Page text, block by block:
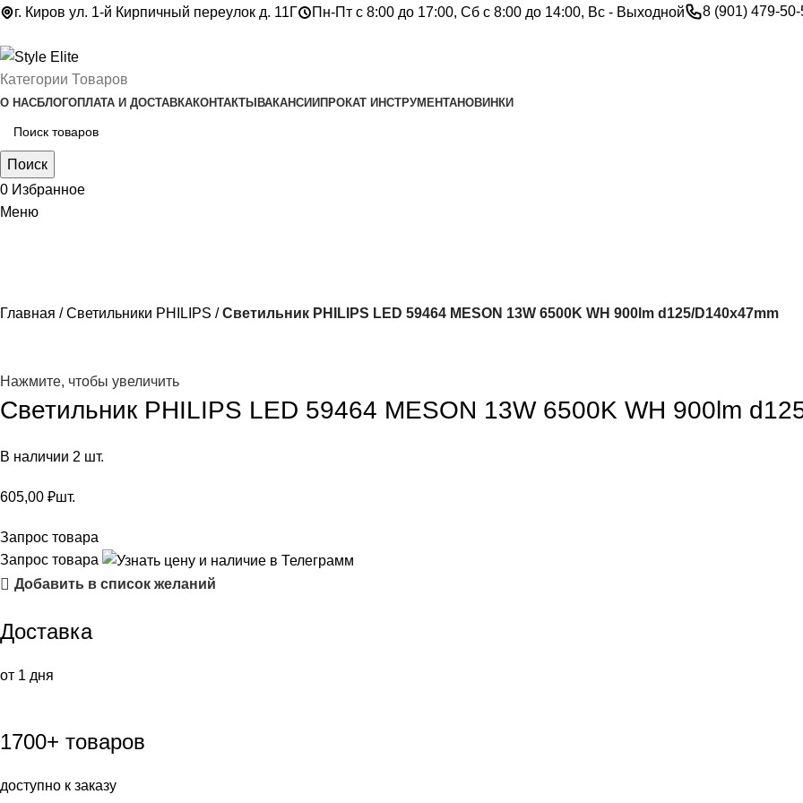
г. Киров ул. 1-й Кирпичный переулок д. 11Г Пн-Пт с 8:00 до 17:00, Сб с 8:00 до 14:00, Вс - Выходной 8 (901) 479-
Категории Товаров
О НАСБЛОГОПЛАТА И ДОСТАВКАКОНТАКТЫ ВАКАНСИИ ПРОКАТ ИНСТРУМЕНТАНОВИНКИ
Поиск
0 Избранное
Меню
Главная Светильники PHILIPS Светильник PHILIPS LED 59464 MESON 13W 6500K WH 900lm d125/D140x47mm
Нажмите, чтобы увеличить
Светильник PHILIPS LED 59464 MESON 13W 6500K WH 900lm
В наличии 2 шт.
605,00 ₽шт.
Запрос товара
Запрос товара
Добавить в список желаний
Доставка
от 1 дня
1700+ товаров
доступно к заказу